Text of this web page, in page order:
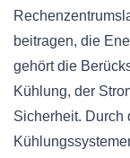
beitragen, die
gehört die
Kühlung, der
Sicherheit. Durch